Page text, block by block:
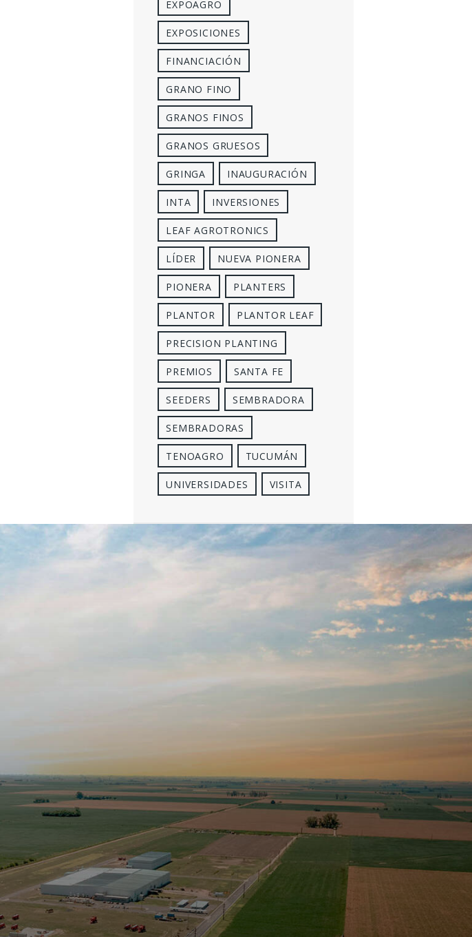
EXPOAGRO
EXPOSICIONES
FINANCIACIÓN
GRANO FINO
GRANOS FINOS
GRANOS GRUESOS
GRINGA INAUGURACIÓN
INTA INVERSIONES
LEAF AGROTRONICS
LÍDER NUEVA PIONERA
PIONERA PLANTERS
PLANTOR PLANTOR LEAF
PRECISION PLANTING
PREMIOS SANTA FE
SEEDERS SEMBRADORA
SEMBRADORAS
TENOAGRO TUCUMÁN
UNIVERSIDADES VISITA